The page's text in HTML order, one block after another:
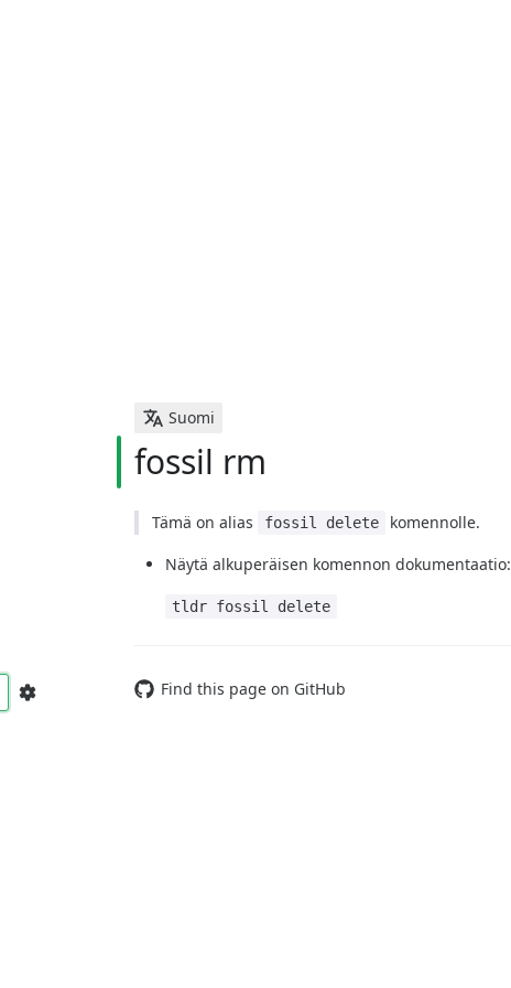
Suomi
fossil rm
Tämä on alias fossil delete
komennolle.
Näytä alkuperäisen komennon dokumentaatio:
tldr fossil delete
Find this page on GitHub